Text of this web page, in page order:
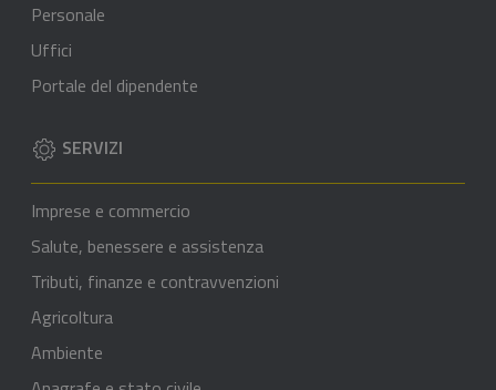
Personale
Uffici
Portale del dipendente
SERVIZI
Imprese e commercio
Salute, benessere e assistenza
Tributi, finanze e contravvenzioni
Agricoltura
Ambiente